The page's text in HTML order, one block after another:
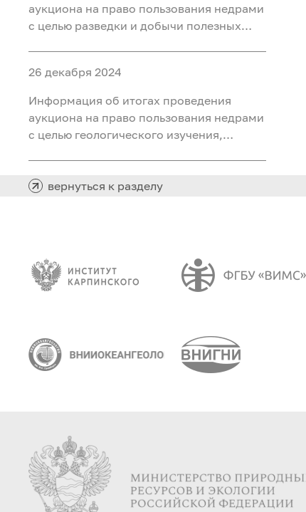
аукциона на право пользования недрами
с целью разведки и добычи полезных
недр «Северный 2 Шадринского
месторождения» в Курганской области
26 декабря 2024
Информация об итогах проведения
аукциона на право пользования недрами
с целью геологического изучения,
«Южно-Хангокуртский» в Ханты-
вернуться к разделу